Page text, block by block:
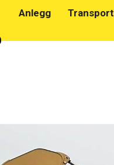
Anlegg Transport